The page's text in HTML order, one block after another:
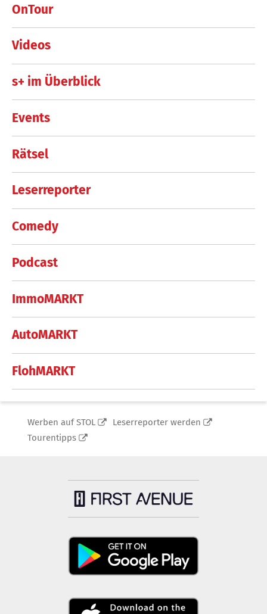
OnTour
Videos
s+ im Überblick
Events
Rätsel
Leserreporter
Comedy
Podcast
ImmoMARKT
AutoMARKT
FlohMARKT
Werben auf STOL
Leserreporter werden
Tourentipps